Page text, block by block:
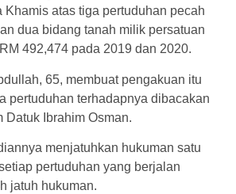
Khamis atas tiga pertuduhan pecah
dua bidang tanah milik persatuan
492,474 pada 2019 dan 2020.
65, membuat pengakuan itu
pertuduhan terhadapnya dibacakan
Datuk Ibrahim Osman.
menjatuhkan hukuman satu
pertuduhan yang berjalan
jatuh hukuman.